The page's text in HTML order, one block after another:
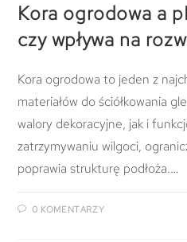
Kora ogrodowa a
czy wpływa na
Kora ogrodowa to jeden z
materiałów do ściółkowania
walory dekoracyjne, jak i
zatrzymywaniu wilgoci,
poprawia strukturę podłoża.…
0 KOMENTARZY